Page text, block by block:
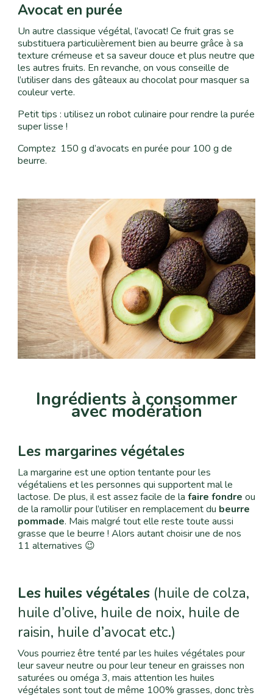
Avocat en purée
Un autre classique végétal, l’avocat! Ce fruit gras se
substituera particulièrement bien au beurre grâce à sa
texture crémeuse et sa saveur douce et plus neutre que
les autres fruits. En revanche, on vous conseille de
l’utiliser dans des gâteaux au chocolat pour masquer sa
couleur verte.
Petit tips : utilisez un robot culinaire pour rendre la purée
super lisse !
Comptez 150 g d’avocats en purée pour 100 g de
beurre.
Ingrédients à consommer
avec modération
Les margarines végétales
La margarine est une option tentante pour les
végétaliens et les personnes qui supportent mal le
lactose. De plus, il est assez facile de la faire fondre ou
de la ramollir pour l’utiliser en remplacement du beurre
pommade. Mais malgré tout elle reste toute aussi
grasse que le beurre ! Alors autant choisir une de nos
11 alternatives 😉
Les huiles végétales (huile de colza,
huile d’olive, huile de noix, huile de
raisin, huile d’avocat etc.)
Vous pourriez être tenté par les huiles végétales pour
leur saveur neutre ou pour leur teneur en graisses non
saturées ou oméga 3, mais attention les huiles
végétales sont tout de même 100% grasses, donc très